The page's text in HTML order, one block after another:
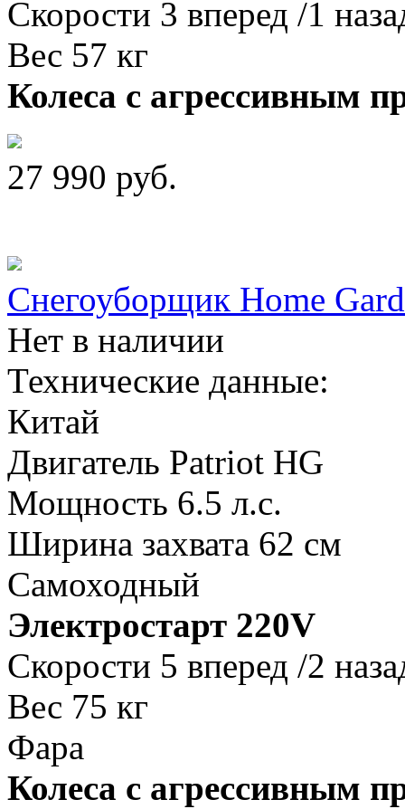
Скорости 3 вперед /1
Вес 57 кг
Колеса с агрессивным
27 990 руб.
Снегоуборщик Home
Нет в наличии
Технические данные:
Китай
Двигатель Patriot HG
Мощность 6.5 л.с.
Ширина захвата 62 см
Самоходный
Электростарт 220V
Скорости 5 вперед /2
Вес 75 кг
Фара
Колеса с агрессивным